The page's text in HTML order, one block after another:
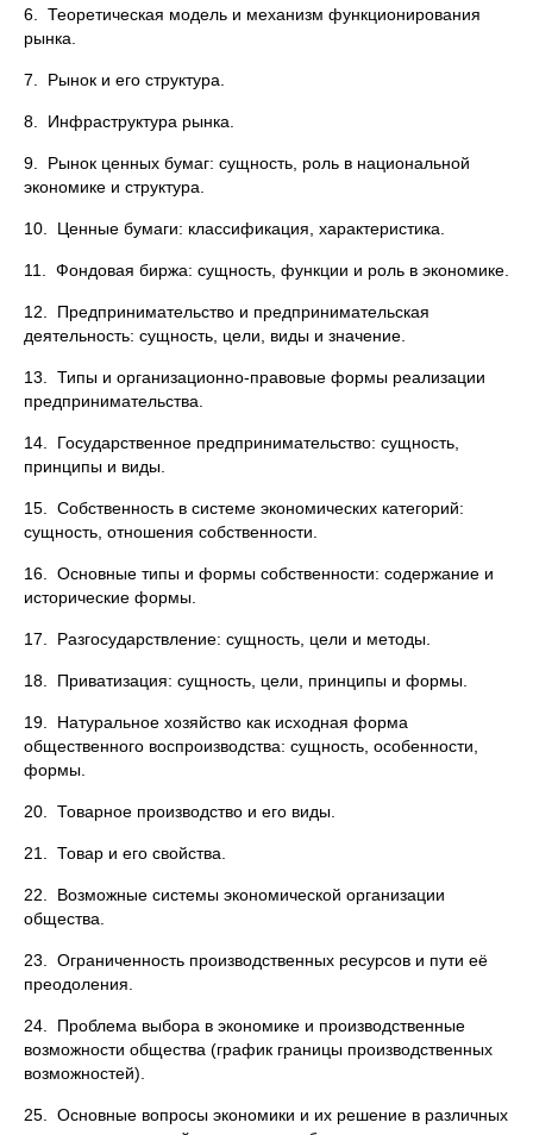
6. Теоретическая модель и механизм функционирования
рынка.
7. Рынок и его структура.
8. Инфраструктура рынка.
9. Рынок ценных бумаг: сущность, роль в национальной
экономике и структура.
10. Ценные бумаги: классификация, характеристика.
11. Фондовая биржа: сущность, функции и роль в экономике.
12. Предпринимательство и предпринимательская
деятельность: сущность, цели, виды и значение.
13. Типы и организационно-правовые формы реализации
предпринимательства.
14. Государственное предпринимательство: сущность,
принципы и виды.
15. Собственность в системе экономических категорий:
сущность, отношения собственности.
16. Основные типы и формы собственности: содержание и
исторические формы.
17. Разгосударствление: сущность, цели и методы.
18. Приватизация: сущность, цели, принципы и формы.
19. Натуральное хозяйство как исходная форма
общественного воспроизводства: сущность, особенности,
формы.
20. Товарное производство и его виды.
21. Товар и его свойства.
22. Возможные системы экономической организации
общества.
23. Ограниченность производственных ресурсов и пути её
преодоления.
24. Проблема выбора в экономике и производственные
возможности общества (график границы производственных
возможностей).
25. Основные вопросы экономики и их решение в различных